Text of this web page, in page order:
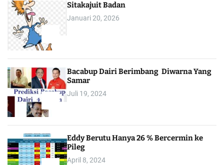
Sitakajuit Badan
Januari 20, 2026
Bacabup Dairi Berimbang Diwarna Yang
Samar
Juli 19, 2024
Eddy Berutu Hanya 26 % Bercermin ke
Pileg
April 8, 2024